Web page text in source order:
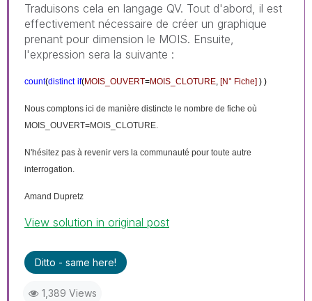
Traduisons cela en langage QV. Tout d'abord, il est
effectivement nécessaire de créer un graphique
prenant pour dimension le MOIS. Ensuite,
l'expression sera la suivante :
count(distinct if(MOIS_OUVERT=MOIS_CLOTURE [N° Fiche] ) )
Nous comptons ici de manière distincte le nombre de fiche où
MOIS_OUVERT=MOIS_CLOTURE.
N'hésitez pas à revenir vers la communauté pour toute autre
interrogation.
Amand Dupretz
View solution in original post
Ditto - same here!
1,389 Views